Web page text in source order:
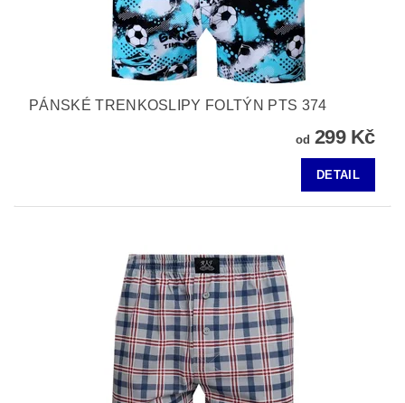
PÁNSKÉ TRENKOSLIPY FOLTÝN PTS 374
od 299 Kč
DETAIL